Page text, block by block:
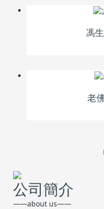
馮
老
公司簡介
——about us——